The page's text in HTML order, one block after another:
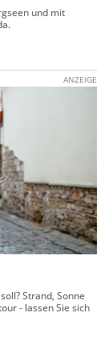
und mit
ANZEIGE
Strand, Sonne
- lassen Sie sich